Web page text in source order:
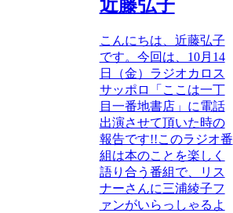
近藤弘子
こんにちは、近藤弘子
です。今回は、10月14
日（金）ラジオカロス
サッポロ「ここは一丁
目一番地書店」に電話
出演させて頂いた時の
報告です!!このラジオ番
組は本のことを楽しく
語り合う番組で、リス
ナーさんに三浦綾子フ
ァンがいらっしゃるよ